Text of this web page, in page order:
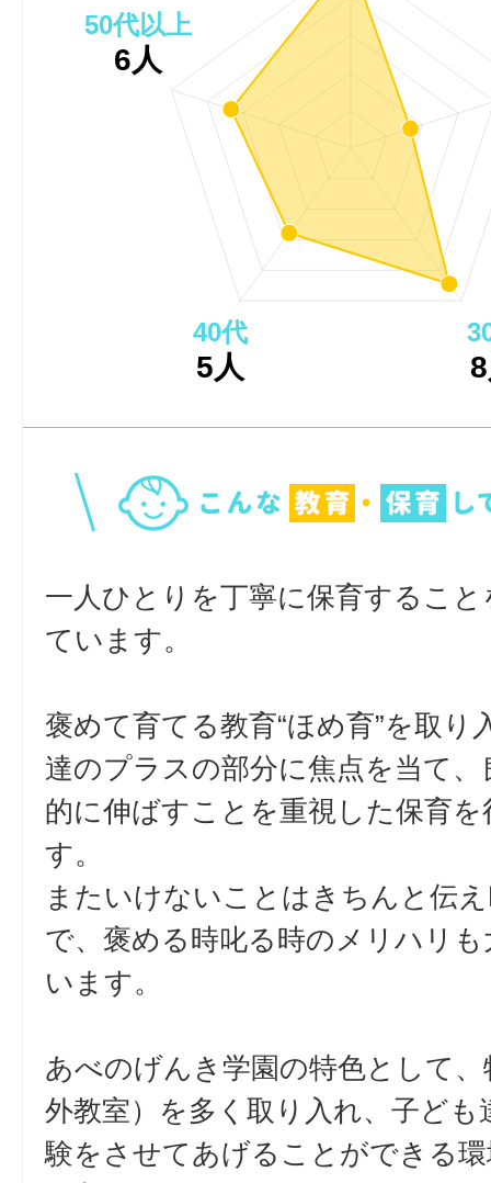
40代
5人
50代以上
6人
一人ひとりを丁寧に保育するこ
ています。
褒めて育てる教育“ほめ育”を取り
達のプラスの部分に焦点を当て、
的に伸ばすことを重視した保育
す。
またいけないことはきちんと伝
で、褒める時叱る時のメリハリ
います。
あべのげんき学園の特色として、
外教室）を多く取り入れ、子ども
験をさせてあげることができる